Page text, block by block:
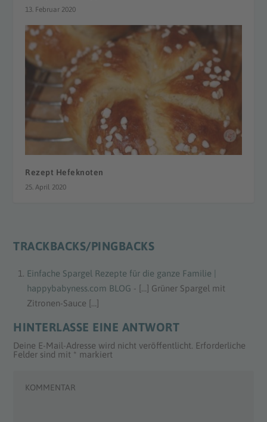
13. Februar 2020
Rezept Hefeknoten
25. April 2020
TRACKBACKS/PINGBACKS
Einfache Spargel Rezepte für die ganze Familie |
happybabyness.com BLOG - […] Grüner Spargel mit
Zitronen-Sauce […]
HINTERLASSE EINE ANTWORT
Deine E-Mail-Adresse wird nicht veröffentlicht. Erforderliche
Felder sind mit * markiert